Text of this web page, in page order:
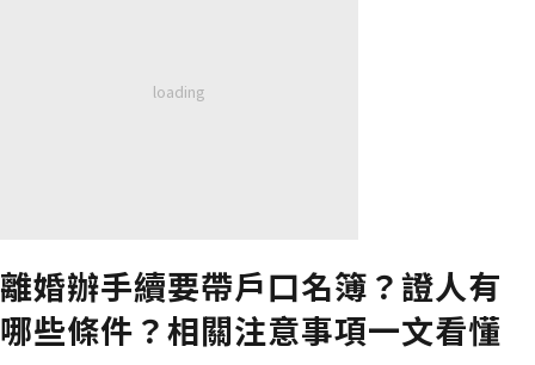
離婚辦手續要帶戶口名簿？證人有
哪些條件？相關注意事項一文看懂